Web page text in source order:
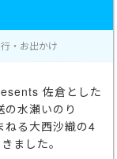
・お出かけ
佐倉とした
水瀬いのり
ねる大西沙織の4
ました。